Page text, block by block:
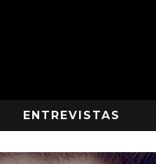
ENTREVISTAS